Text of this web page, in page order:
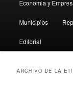
Economia y
Municipios
Editorial
ARCHIVO DE LA